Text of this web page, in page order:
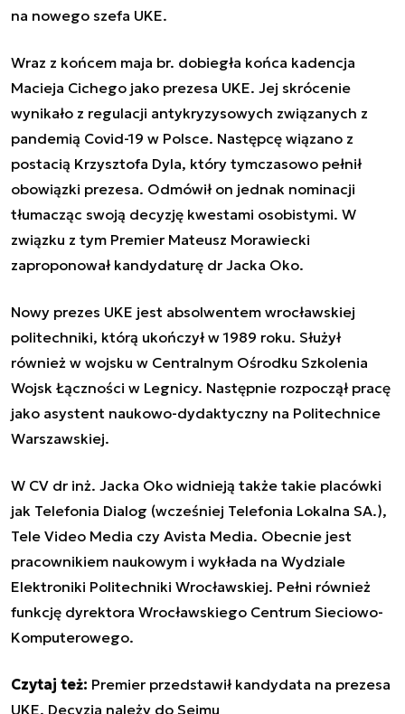
na nowego szefa UKE.
Wraz z końcem maja br. dobiegła końca kadencja
Macieja Cichego jako prezesa UKE. Jej skrócenie
wynikało z regulacji antykryzysowych związanych z
pandemią Covid-19 w Polsce. Następcę wiązano z
postacią Krzysztofa Dyla, który tymczasowo pełnił
obowiązki prezesa. Odmówił on jednak nominacji
tłumacząc swoją decyzję kwestami osobistymi. W
związku z tym Premier Mateusz Morawiecki
zaproponował kandydaturę dr Jacka Oko.
Nowy prezes UKE jest absolwentem wrocławskiej
politechniki, którą ukończył w 1989 roku. Służył
również w wojsku w Centralnym Ośrodku Szkolenia
Wojsk Łączności w Legnicy. Następnie rozpoczął pracę
jako asystent naukowo-dydaktyczny na Politechnice
Warszawskiej.
W CV dr inż. Jacka Oko widnieją także takie placówki
jak Telefonia Dialog (wcześniej Telefonia Lokalna SA.),
Tele Video Media czy Avista Media. Obecnie jest
pracownikiem naukowym i wykłada na Wydziale
Elektroniki Politechniki Wrocławskiej. Pełni również
funkcję dyrektora Wrocławskiego Centrum Sieciowo-
Komputerowego.
Czytaj też: Premier przedstawił kandydata na prezesa
UKE. Decyzja należy do Sejmu